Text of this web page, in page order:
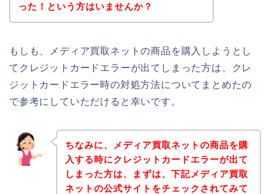
った！という方はいませんか？
もしも、メディア買取ネットの商品を購入しようとし
てクレジットカードエラーが出てしまった方は、クレ
ジットカードエラー時の対処方法についてまとめたの
で参考にしていただけると幸いです。
ちなみに、メディア買取ネットの商品を購
入する時にクレジットカードエラーが出て
しまった方は、まずは、下記メディア買取
ネットの公式サイトをチェックされてみて